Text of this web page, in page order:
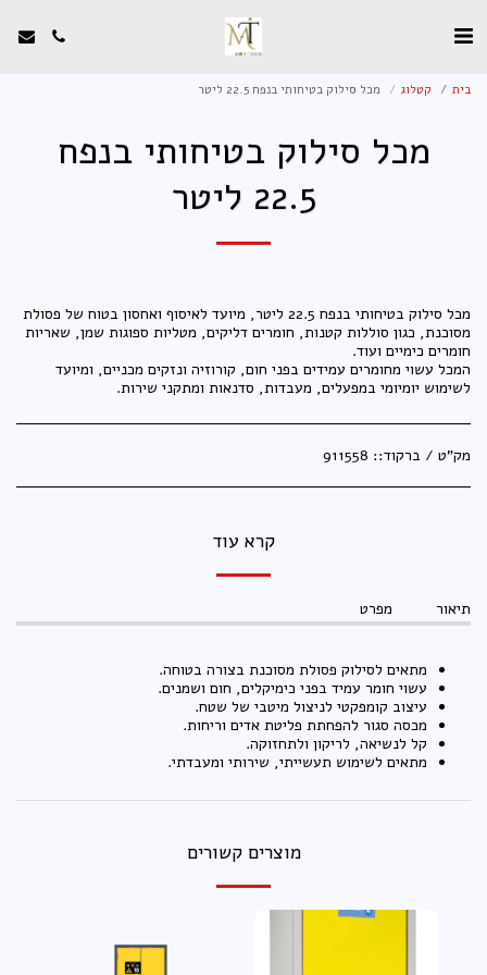
בית קטלוג מכל סילוק בטיחותי בנפח ‎22.5‎ ליטר
מכל סילוק בטיחותי בנפח
‎22.5‎ ליטר
מכל סילוק בטיחותי בנפח 22.5 ליטר, מיועד לאיסוף ואחסון בטוח של פסולת
מסוכנת, כגון סוללות קטנות, חומרים דליקים, מטליות ספוגות שמן, שאריות
המכל עשוי מחומרים עמידים בפני חום, קורוזיה ונזקים מכניים, ומיועד
לשימוש יומיומי במפעלים, מעבדות, סדנאות ומתקני שירות.
מק"ט / ברקוד:: 9‎11558‎
קרא עוד
תיאור מפרט
מתאים לסילוק פסולת מסוכנת בצורה בטוחה.
עשוי חומר עמיד בפני כימיקלים, חום ושמנים.
עיצוב קומפקטי לניצול מיטבי של שטח.
מכסה סגור להפחתת פליטת אדים וריחות.
קל לנשיאה, לריקון ולתחזוקה.
מתאים לשימוש תעשייתי, שירותי ומעבדתי.
מוצרים קשורים